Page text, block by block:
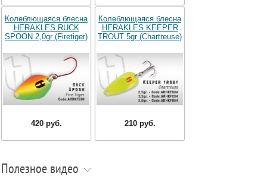
Колеблющаяся блесна
HERAKLES RUCK
SPOON 2,0gr (Firetiger)
420 руб.
Колеблющаяся блесна
HERAKLES KEEPER
TROUT 5gr (Chartreuse)
210 руб.
Полезное видео